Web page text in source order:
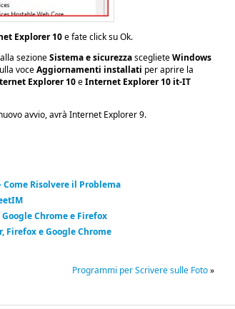
Explorer 10e fate click su Ok.
sezioneSistema e sicurezzasceglieteWindows
voceAggiornamenti installati per aprire la
Explorer 10eInternet Explorer 10 it-IT
avvio, avrà Internet Explorer 9.
Risolvere il Problema
Chrome e Firefox
Firefox e Google Chrome
Programmi per Scrivere sulle Foto»